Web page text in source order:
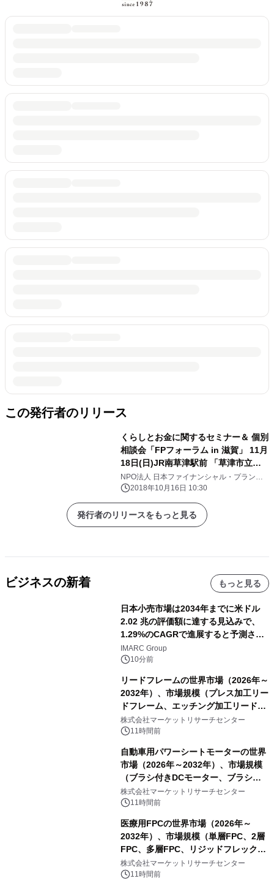
この発行者のリリース
くらしとお金に関するセミナー＆ 個別
相談会「FPフォーラム in 滋賀」 11月
18日(日)JR南草津駅前 「草津市立市
民交流プラザ」にて開催！！
NPO法人 日本ファイナンシャル・プランナ
ーズ協会 滋賀支部
2018年10月16日 10:30
発行者のリリースをもっと見る
ビジネスの新着 もっと見る
日本小売市場は2034年までに米ドル
2.02 兆の評価額に達する見込みで、
1.29%のCAGRで進展すると予測され
ています。
IMARC Group
10分前
リードフレームの世界市場（2026年～
2032年）、市場規模（プレス加工リー
ドフレーム、エッチング加工リードフ
レーム）・分析レポートを発表
株式会社マーケットリサーチセンター
11時間前
自動車用パワーシートモーターの世界
市場（2026年～2032年）、市場規模
（ブラシ付きDCモーター、ブラシレ
スDCモーター）・分析レポートを発
表
株式会社マーケットリサーチセンター
11時間前
医療用FPCの世界市場（2026年～
2032年）、市場規模（単層FPC、2層
FPC、多層FPC、リジッドフレックス
PCB）・分析レポートを発表
株式会社マーケットリサーチセンター
11時間前